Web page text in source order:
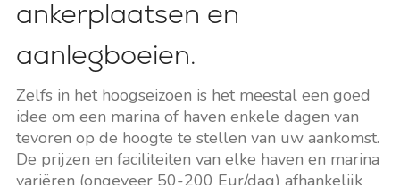
ankerplaatsen en
aanlegboeien.
Zelfs in het hoogseizoen is het meestal een goed
idee om een marina of haven enkele dagen van
tevoren op de hoogte te stellen van uw aankomst.
De prijzen en faciliteiten van elke haven en marina